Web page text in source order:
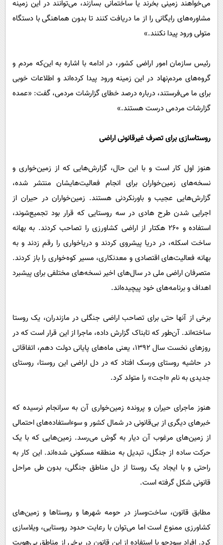
می‌خواهند زمینی بخرند یا ساختمانی بسازند، می‌توانند در این زمینه
مشاوره‌های رایگانی را از ما دریافت کنند تا بدون هماهنگی با دستگاه
متولی ورود پیدا نکنند.»
رئیس سازمان امور اراضی کشور، در ادامه با اشاره به این‌که مردم و
گروه‌های مردم‌نهاد در این زمینه ورود پیدا کرده‌اند و اطلاعات خوبی
برای ما می‌فرستند، درباره ‌درصد خطای گزارشات مردمی، گفت: «عمده
گزارشات مردمی درست هستند.»
روستاسازی برای تصرف غیرقانونی اراضی
هنوز اول کار است و با این حال، گزارش‌هایی که از زمین‌خواری و
نسخه‌های زمین‌خواران برای انجام فعالیت‌هایشان منتشر شده،
گزارش‌هایی عجیب و باورنکردنی هستند. زمین‌خواران در حیران از
اجرایی شدن طرح‌ هادی در سه روستایی که قرار بود تجمیع‌شوند،
استفاده و ٢٦٠ هکتار از اراضی کشاورزی را تصاحب کردند. به بهانه
ساخت اسکله، در دریا پیشروی کردند و دریاخواری را رقم زدند و به
بهانه فعالیت‌های اقتصادی و معدنکاری، مسیر کوه‌خواری را باز کردند.
متصرفان اراضی ملی در سال‌های اخیر نسخه‌های مختلفی برای پیشبرد
اهداف و برنامه‌های خود پیچیده‌اند.
برخی از آنها حتی برای تصاحب اراضی جنگلی در مازندران، یک روستا
ساخته‌اند. آن‌طور که تابناک گزارش داده، ماجرا از این قرار است که در
روزهای نخست ‌سال ١٣٩٢، یعنی ماه‌های پایانی دولت دهم، اتفاقاتی
در حاشیه روستای ورسک افتاد که در دل اراضی این روستا، روستای
جدیدی به نام «اجت» را متولد کرد.
هنوز ماجرای حیران و پرونده زمین‌خواری آن به سرانجام نرسیده که
خبرهای دیگری از بی‌قانونی در شمال کشور و سوءاستفاده‌های احتمالی
از زمین‌های مرغوب آن دیار به گوش می‌رسد. زمین‌هایی که با یک
حرکت ساده از جنگل، تبدیل به منطقه مسکونی شده‌اند. این کار به
راحتی و با ایجاد یک روستا از دل مناطق جنگلی، بدون طی مراحل
قانونی شکل گرفته است.
مطابق قانون، ساخت‌وساز در حومه شهرها و روستاها و زمین‌های
کشاورزی ممنوع است اما می‌توان با رعایت حدود روستایی، ویلاسازی